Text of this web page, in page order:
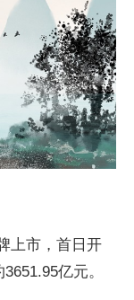
上市，首日开
亿元。